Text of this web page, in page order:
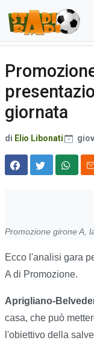
giornata
di Elio Libonati
Promozione girone A,
Ecco l'analisi gara
A di Promozione.
Aprigliano-
casa, che può
l'obiettivo della